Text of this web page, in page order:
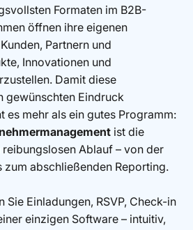
Formaten im B2B-
öffnen ihre eigenen
Partnern und
Innovationen und
Damit diese
gewünschten Eindruck
es mehr als ein gutes Programm:
ist die
Ablauf – von der
zum abschließenden Reporting.
Sie Einladungen, RSVP, Check-in
einzigen Software – intuitiv,